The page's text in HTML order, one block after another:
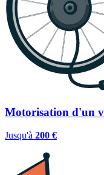
Motorisation d'un
Jusqu'à 200 €